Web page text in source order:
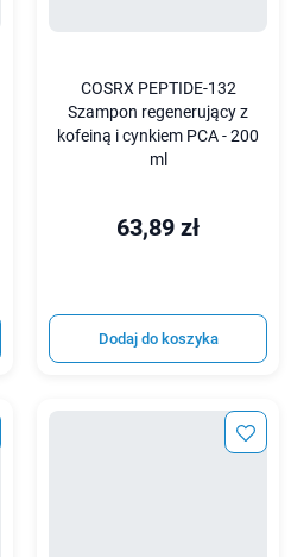
COSRX PEPTIDE-132
Szampon regenerujący z
kofeiną i cynkiem PCA - 200
ml
63,89 zł
Dodaj do koszyka